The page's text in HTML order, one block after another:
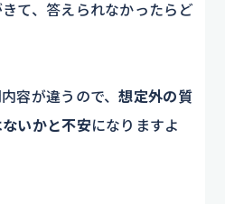
て、答えられなかったらど
容が違うので、想定外の質
いかと不安になりますよ